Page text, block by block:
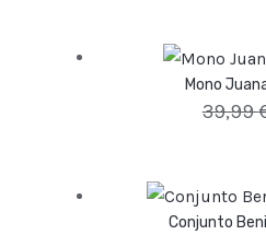
Mono
39,99
Conjunto